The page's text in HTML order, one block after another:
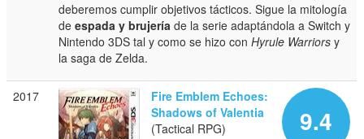
deberemos cumplir objetivos tácticos. Sigue la mitología
deespada y brujería de la serie adaptándola a Switch y
Nintendo 3DS tal y como se hizo conHyrule Warriors y
la saga de Zelda.
2017
9.4
Fire Emblem Echoes:
Shadows of Valentia
(Tactical RPG)